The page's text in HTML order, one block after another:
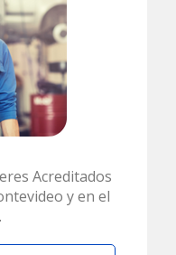
Acreditados
y en el